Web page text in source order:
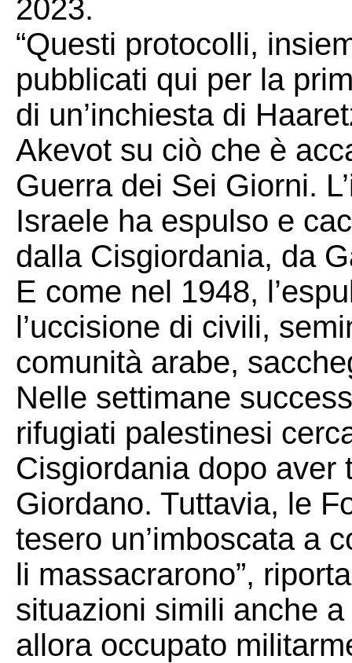
2023.
“Questi protocolli,
pubblicati qui per la
di un’inchiesta di
Akevot su ciò che è
Guerra dei Sei Giorni.
Israele ha espulso e
dalla Cisgiordania, da
E come nel 1948,
l’uccisione di civili,
comunità arabe,
Nelle settimane
rifugiati palestinesi
Cisgiordania dopo aver
Giordano. Tuttavia, le
tesero un’imboscata a
li massacrarono”,
situazioni simili anche
allora occupato